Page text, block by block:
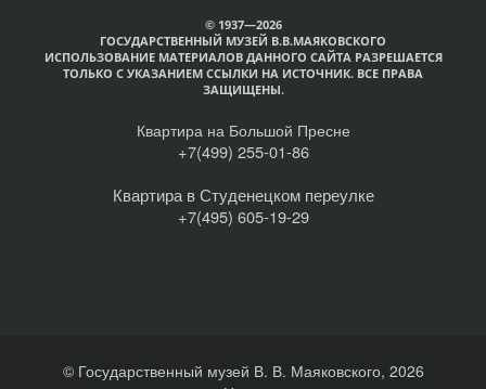
© 1937—2026
ГОСУДАРСТВЕННЫЙ МУЗЕЙ В.В.МАЯКОВСКОГО
ИСПОЛЬЗОВАНИЕ МАТЕРИАЛОВ ДАННОГО САЙТА РАЗРЕШАЕТСЯ
ТОЛЬКО С УКАЗАНИЕМ ССЫЛКИ НА ИСТОЧНИК. ВСЕ ПРАВА
ЗАЩИЩЕНЫ.
Квартира на Большой Пресне
+7(499) 255-01-86
Квартира в Студенецком переулке
+7(495) 605-19-29
© Государственный музей В. В. Маяковского, 2026